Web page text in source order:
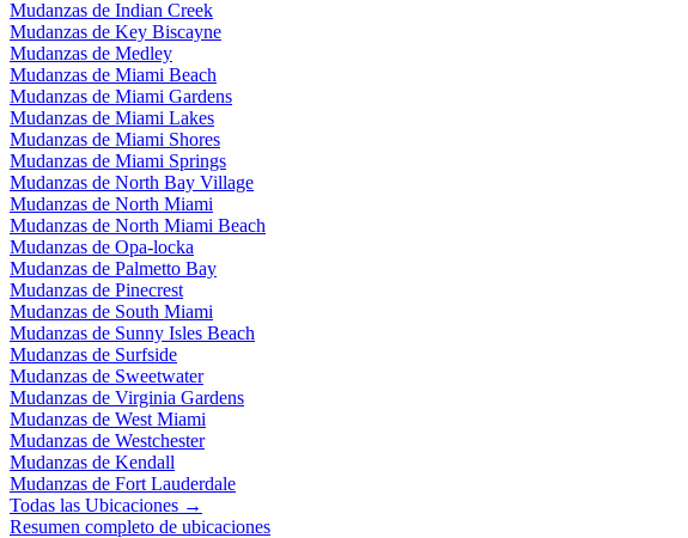
Mudanzas de Indian Creek
Mudanzas de Key Biscayne
Mudanzas de Medley
Mudanzas de Miami Beach
Mudanzas de Miami Gardens
Mudanzas de Miami Lakes
Mudanzas de Miami Shores
Mudanzas de Miami Springs
Mudanzas de North Bay Village
Mudanzas de North Miami
Mudanzas de North Miami Beach
Mudanzas de Opa-locka
Mudanzas de Palmetto Bay
Mudanzas de Pinecrest
Mudanzas de South Miami
Mudanzas de Sunny Isles Beach
Mudanzas de Surfside
Mudanzas de Sweetwater
Mudanzas de Virginia Gardens
Mudanzas de West Miami
Mudanzas de Westchester
Mudanzas de Kendall
Mudanzas de Fort Lauderdale
Todas las Ubicaciones →
Resumen completo de ubicaciones